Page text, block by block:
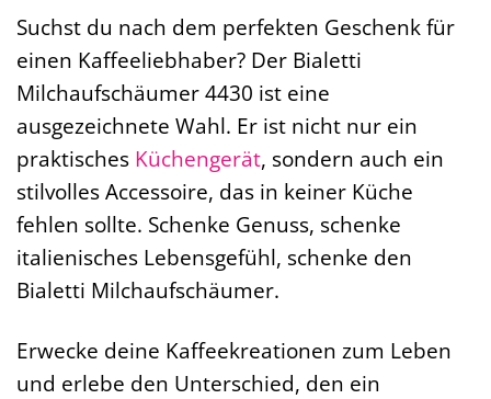
Suchst du nach dem perfekten Geschenk für
einen Kaffeeliebhaber? Der Bialetti
Milchaufschäumer 4430 ist eine
ausgezeichnete Wahl. Er ist nicht nur ein
praktisches Küchengerät, sondern auch ein
stilvolles Accessoire, das in keiner Küche
fehlen sollte. Schenke Genuss, schenke
italienisches Lebensgefühl, schenke den
Bialetti Milchaufschäumer.
Erwecke deine Kaffeekreationen zum Leben
und erlebe den Unterschied, den ein